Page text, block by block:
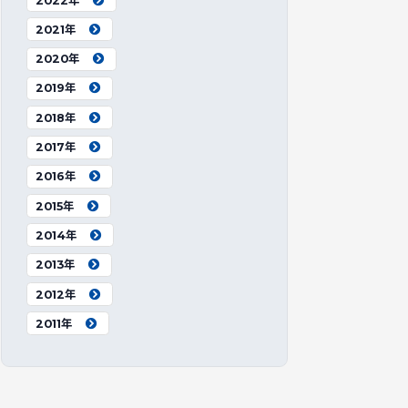
2021年
2020年
2019年
2018年
2017年
2016年
2015年
2014年
2013年
2012年
2011年